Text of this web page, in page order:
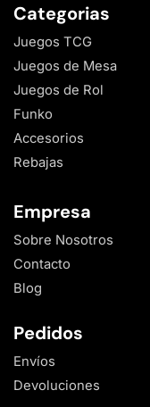
Categorias
Juegos TCG
Juegos de Mesa
Juegos de Rol
Funko
Accesorios
Rebajas
Empresa
Sobre Nosotros
Contacto
Blog
Pedidos
Envíos
Devoluciones